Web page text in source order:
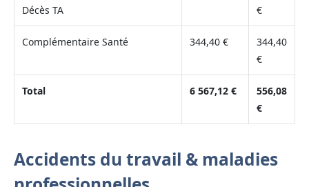
Décès TA
€
Complémentaire Santé 344,40 €
344,40
€
Total 6 567,12 €
556,08
€
Accidents du travail & maladies